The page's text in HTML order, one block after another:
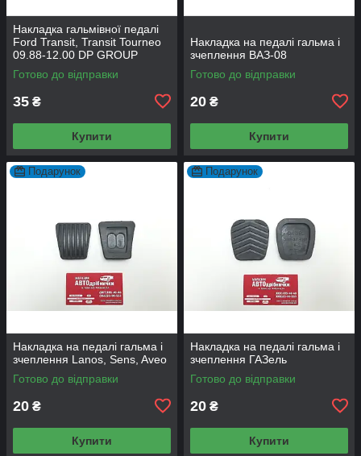
Накладка гальмівної педалі
Ford Transit, Transit Tourneo
09.88-12.00 DP GROUP
B2022
Готово до відправки
35 ₴
Купити
Накладка на педалі гальма і
зчеплення ВАЗ-08
Готово до відправки
20 ₴
Купити
Подарунок
Накладка на педалі гальма і
зчеплення Lanos, Sens, Aveo
Готово до відправки
20 ₴
Купити
Подарунок
Накладка на педалі гальма і
зчеплення ГАЗель
Готово до відправки
20 ₴
Купити